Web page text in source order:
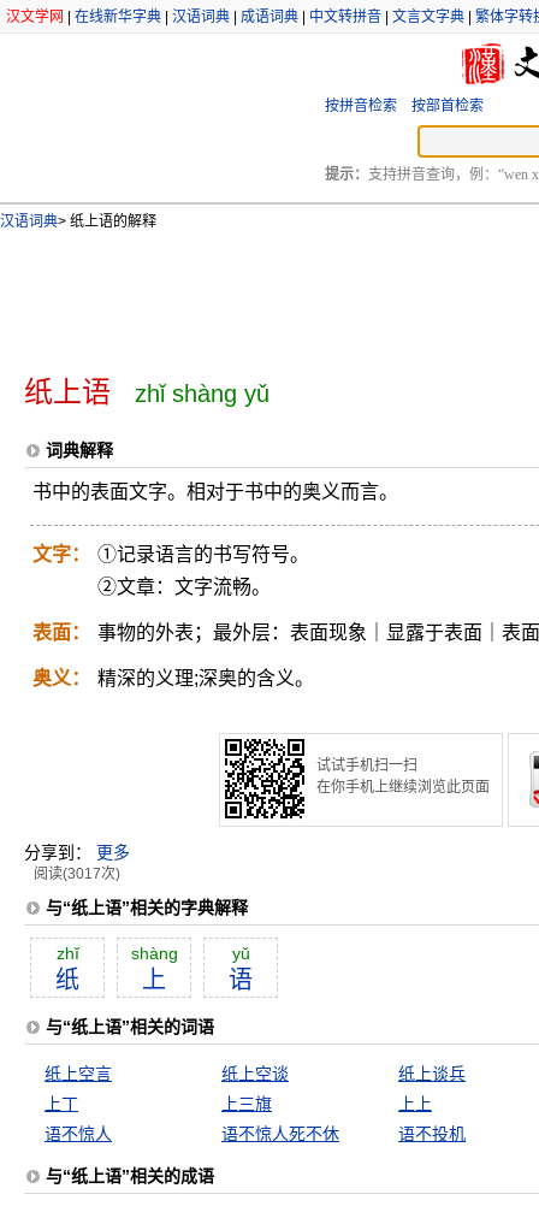
汉文学网 在线新华字典 汉语词典 成语词典 中文转拼音 文言文字典 繁体字转
按拼音检索 按部首检索
提示： 支持拼音查询，例：“wen
汉语词典> 纸上语的解释
纸上语 zhǐ shàng yǔ
词典解释
书中的表面文字。相对于书中的奥义而言。
文字：
①记录语言的书写符号。
②文章：文字流畅。
表面： 事物的外表；最外层：表面现象｜显露于表面｜表
奥义： 精深的义理;深奥的含义。
试试手机扫一扫
在你手机上继续浏览此页面
分享到： 更多
阅读(3017次)
与“纸上语”相关的字典解释
zhĭ
纸
shàng
上
yŭ
语
与“纸上语”相关的词语
纸上空言 纸上空谈
纸上谈兵
上丁
上三旗
上上
语不惊人
语不惊人死不休 语不投机
与“纸上语”相关的成语